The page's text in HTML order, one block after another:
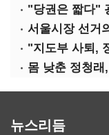
몸 낮춘 정청
뉴스리듬